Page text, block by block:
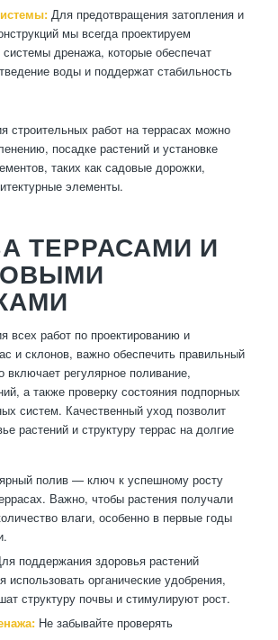
Для предотвращения затопления и
мы всегда проектируем
дренажа, которые обеспечат
воды и поддержат стабильность
строительных работ на террасах можно
посадке растений и установке
таких как садовые дорожки,
элементы.
ТЕРРАСАМИ И
всех работ по проектированию и
и склонов, важно обеспечить правильный
включает регулярное поливание,
а также проверку состояния подпорных
систем. Качественный уход позволит
растений и структуру террас на долгие
полив — ключ к успешному росту
Важно, чтобы растения получали
влаги, особенно в первые годы
поддержания здоровья растений
использовать органические удобрения,
структуру почвы и стимулируют рост.
Не забывайте проверять